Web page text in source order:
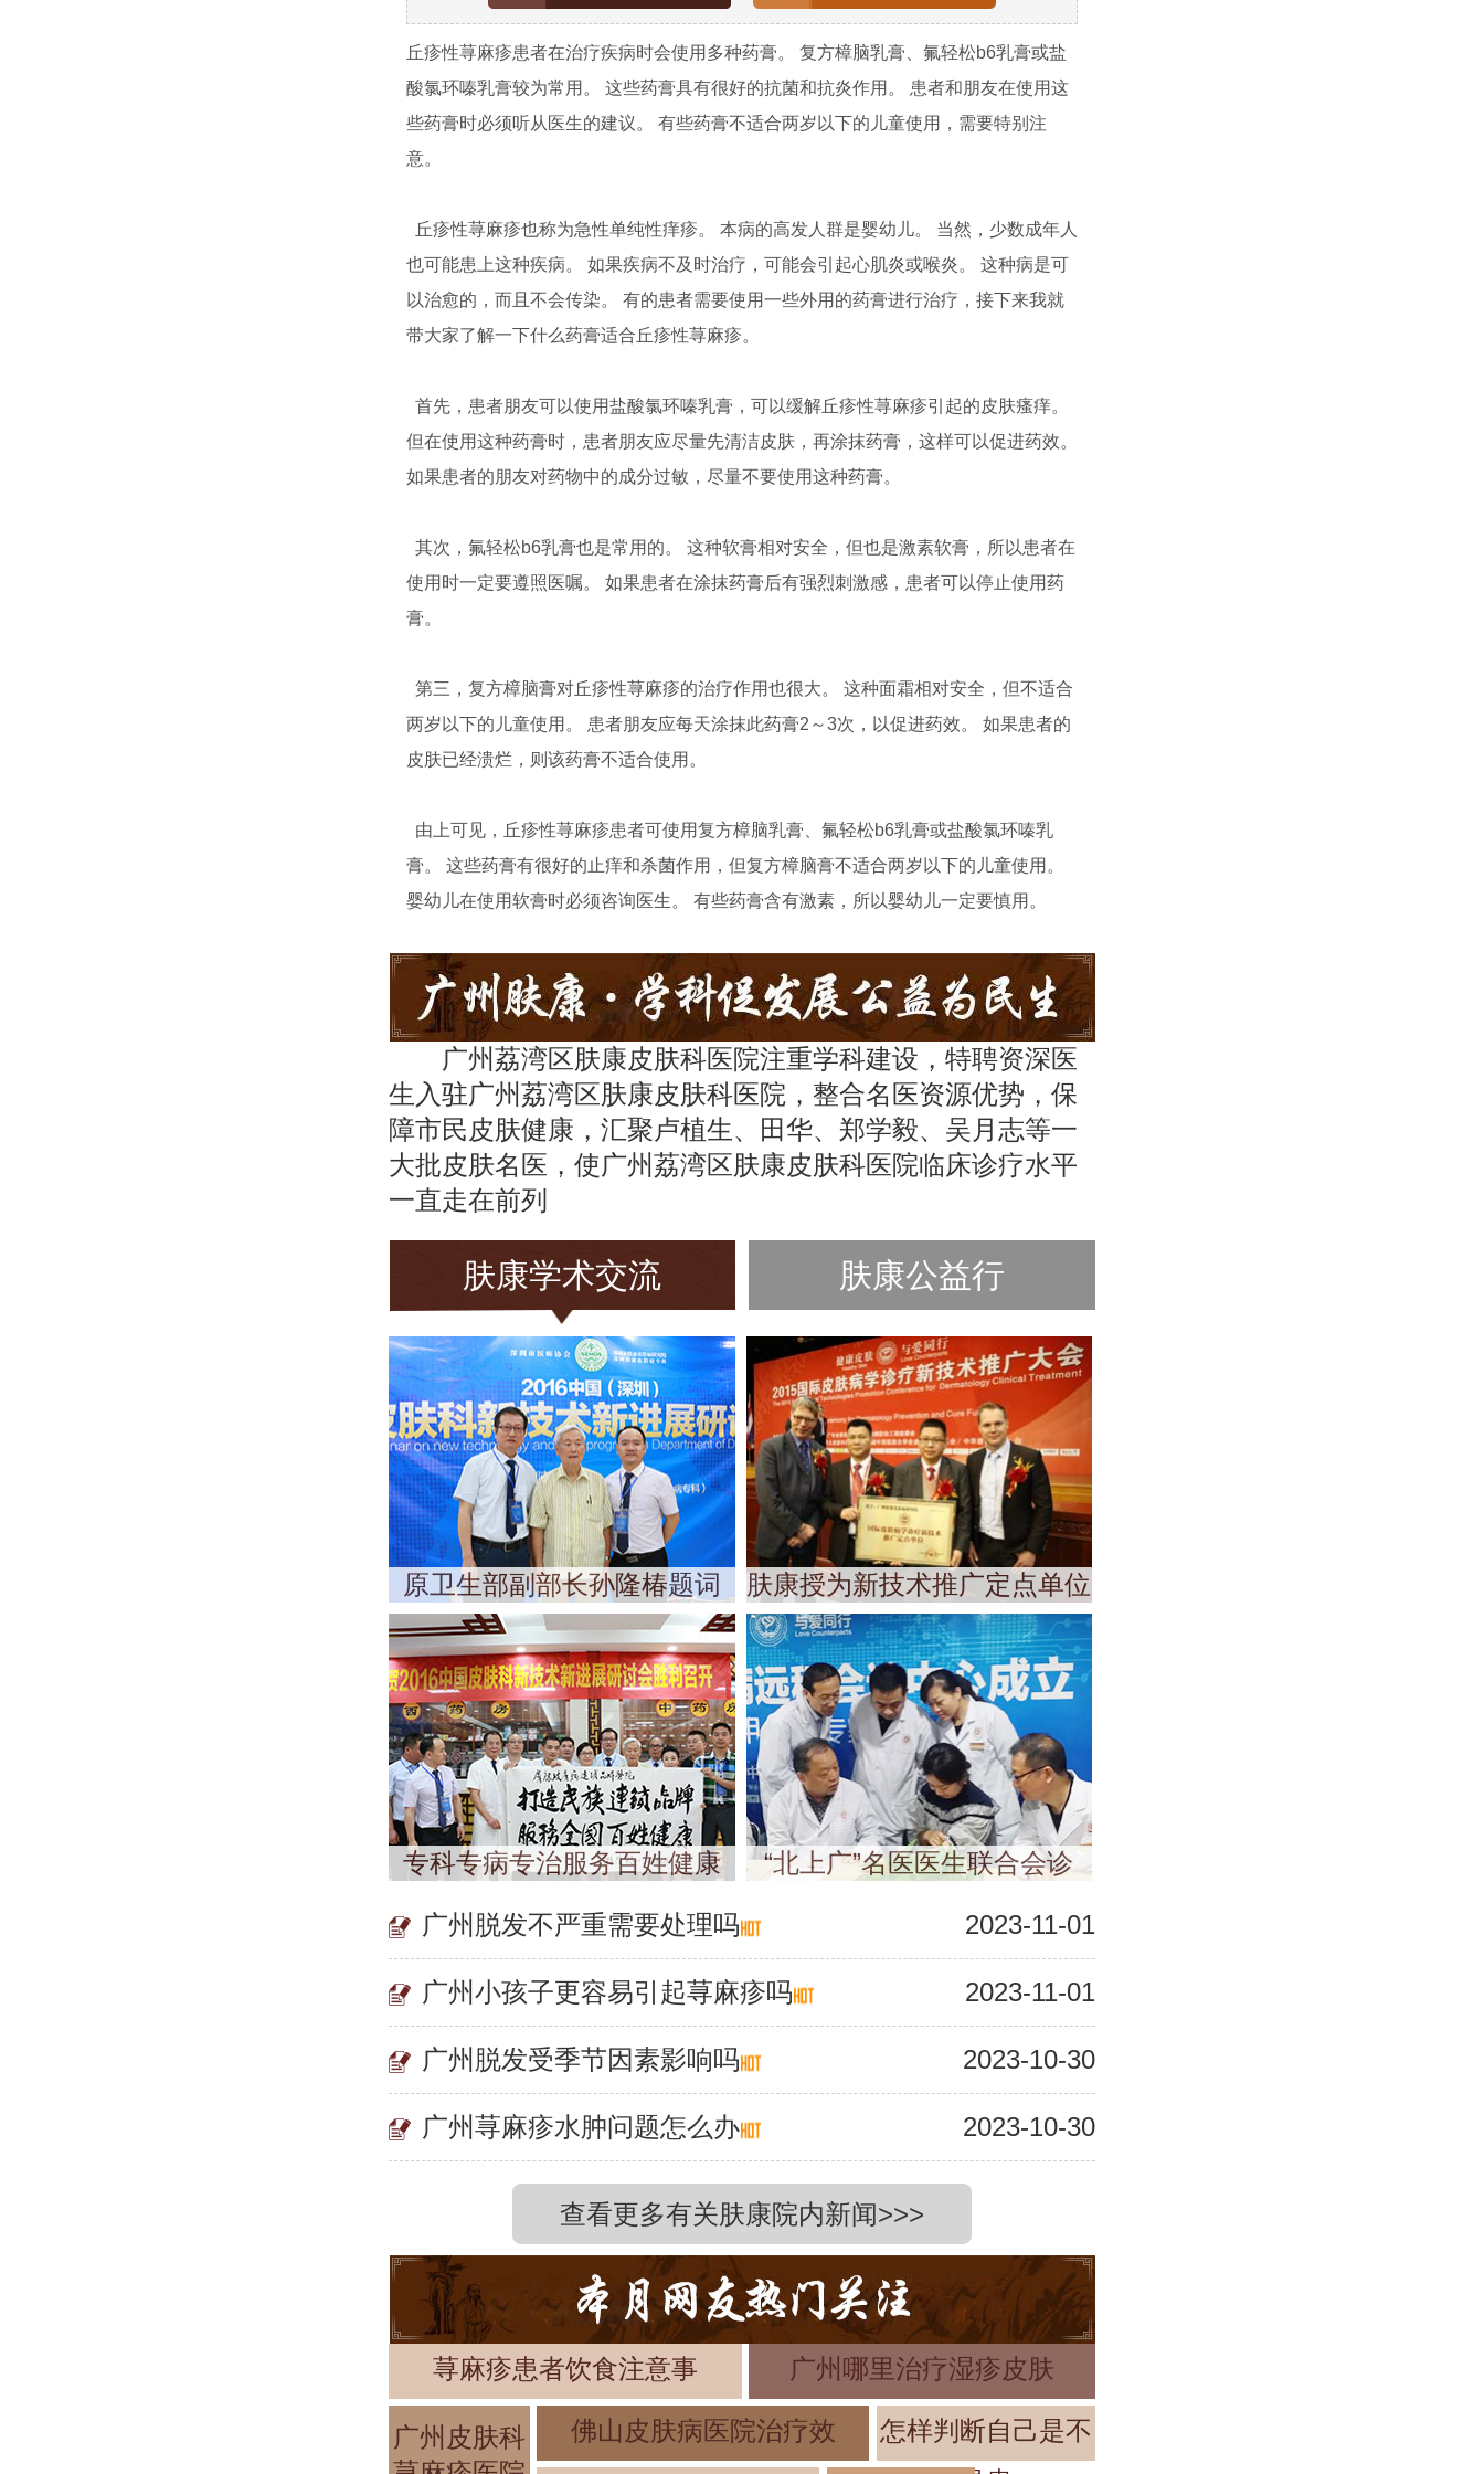
丘疹性荨麻疹患者在治疗疾病时会使用多种药膏。 复方樟脑乳膏、氟轻松b6乳膏或盐
酸氯环嗪乳膏较为常用。 这些药膏具有很好的抗菌和抗炎作用。 患者和朋友在使用这
些药膏时必须听从医生的建议。 有些药膏不适合两岁以下的儿童使用，需要特别注
意。
丘疹性荨麻疹也称为急性单纯性痒疹。 本病的高发人群是婴幼儿。 当然，少数成年人
也可能患上这种疾病。 如果疾病不及时治疗，可能会引起心肌炎或喉炎。 这种病是可
以治愈的，而且不会传染。 有的患者需要使用一些外用的药膏进行治疗，接下来我就
带大家了解一下什么药膏适合丘疹性荨麻疹。
首先，患者朋友可以使用盐酸氯环嗪乳膏，可以缓解丘疹性荨麻疹引起的皮肤瘙痒。
但在使用这种药膏时，患者朋友应尽量先清洁皮肤，再涂抹药膏，这样可以促进药效。
如果患者的朋友对药物中的成分过敏，尽量不要使用这种药膏。
其次，氟轻松b6乳膏也是常用的。 这种软膏相对安全，但也是激素软膏，所以患者在
使用时一定要遵照医嘱。 如果患者在涂抹药膏后有强烈刺激感，患者可以停止使用药
膏。
第三，复方樟脑膏对丘疹性荨麻疹的治疗作用也很大。 这种面霜相对安全，但不适合
两岁以下的儿童使用。 患者朋友应每天涂抹此药膏2～3次，以促进药效。 如果患者的
皮肤已经溃烂，则该药膏不适合使用。
由上可见，丘疹性荨麻疹患者可使用复方樟脑乳膏、氟轻松b6乳膏或盐酸氯环嗪乳
膏。 这些药膏有很好的止痒和杀菌作用，但复方樟脑膏不适合两岁以下的儿童使用。
婴幼儿在使用软膏时必须咨询医生。 有些药膏含有激素，所以婴幼儿一定要慎用。
广州荔湾区肤康皮肤科医院注重学科建设，特聘资深医
生入驻广州荔湾区肤康皮肤科医院，整合名医资源优势，保
障市民皮肤健康，汇聚卢植生、田华、郑学毅、吴月志等一
大批皮肤名医，使广州荔湾区肤康皮肤科医院临床诊疗水平
一直走在前列
肤康学术交流 肤康公益行
原卫生部副部长孙隆椿题词 肤康授为新技术推广定点单位
专科专病专治服务百姓健康 “北上广”名医医生联合会诊
广州脱发不严重需要处理吗 2023-11-01
广州小孩子更容易引起荨麻疹吗 2023-11-01
广州脱发受季节因素影响吗 2023-10-30
广州荨麻疹水肿问题怎么办 2023-10-30
查看更多有关肤康院内新闻>>>
荨麻疹患者饮食注意事 广州哪里治疗湿疹皮肤
广州皮肤科
佛山皮肤病医院治疗效
怎样判断自己是不